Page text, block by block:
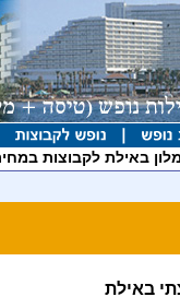
באילת לקבוצות
באילת